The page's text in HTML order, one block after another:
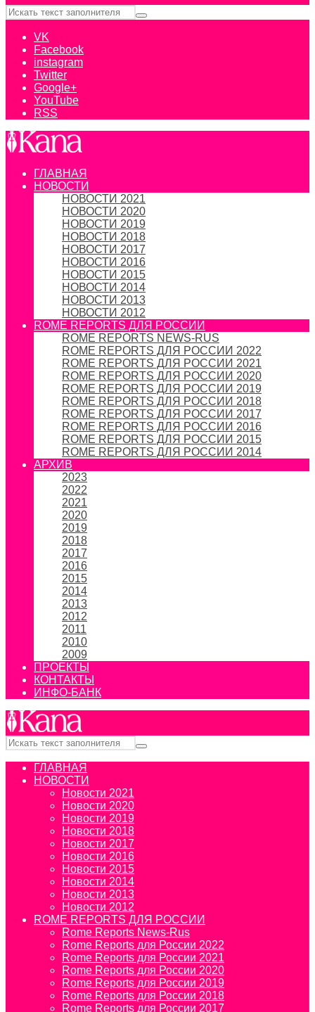
VK
Facebook
instagram
Twitter
Google+
YouTube
RSS
ГЛАВНАЯ
НОВОСТИ
НОВОСТИ 2021
НОВОСТИ 2020
НОВОСТИ 2019
НОВОСТИ 2018
НОВОСТИ 2017
НОВОСТИ 2016
НОВОСТИ 2015
НОВОСТИ 2014
НОВОСТИ 2013
НОВОСТИ 2012
ROME REPORTS ДЛЯ РОССИИ
ROME REPORTS NEWS-RUS
ROME REPORTS ДЛЯ РОССИИ 2022
ROME REPORTS ДЛЯ РОССИИ 2021
ROME REPORTS ДЛЯ РОССИИ 2020
ROME REPORTS ДЛЯ РОССИИ 2019
ROME REPORTS ДЛЯ РОССИИ 2018
ROME REPORTS ДЛЯ РОССИИ 2017
ROME REPORTS ДЛЯ РОССИИ 2016
ROME REPORTS ДЛЯ РОССИИ 2015
ROME REPORTS ДЛЯ РОССИИ 2014
АРХИВ
2023
2022
2021
2020
2019
2018
2017
2016
2015
2014
2013
2012
2011
2010
2009
ПРОЕКТЫ
КОНТАКТЫ
ИНФО-БАНК
ГЛАВНАЯ
НОВОСТИ
Новости 2021
Новости 2020
Новости 2019
Новости 2018
Новости 2017
Новости 2016
Новости 2015
Новости 2014
Новости 2013
Новости 2012
ROME REPORTS ДЛЯ РОССИИ
Rome Reports News-Rus
Rome Reports для России 2022
Rome Reports для России 2021
Rome Reports для России 2020
Rome Reports для России 2019
Rome Reports для России 2018
Rome Reports для России 2017